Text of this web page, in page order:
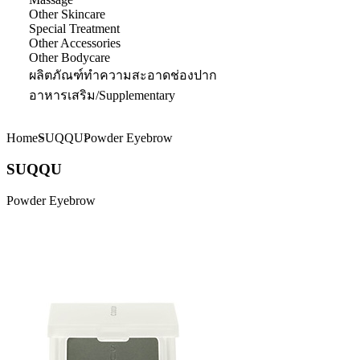
Other Skincare
Special Treatment
Other Accessories
Other Bodycare
ผลิตภัณฑ์ทำความสะอาดช่องปาก
อาหารเสริม/Supplementary
HomeSUQQUPowder Eyebrow
SUQQU
Powder Eyebrow